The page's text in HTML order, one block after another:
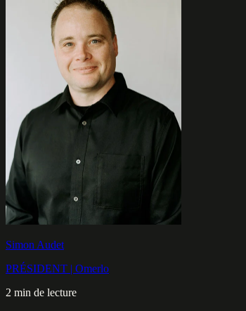
Simon Audet
PRÉSIDENT | Omerlo
2 min de lecture